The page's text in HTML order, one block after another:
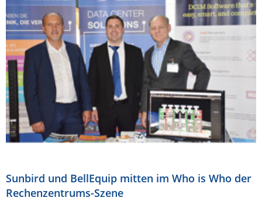
Energiemessung
Energieverteilung
IP, WLAN & GSM Sensorik
Datenlogger
IoT - Internet of Things
Remote I/O
IPC, Industrielle Netzwerktechnik & WLAN
Industrielle Netzwerktechnik / Kommunikation
Industrielle Computer
Wi-Fi - WLAN - Wireless
IT Netzwerktechnik / Kommunikation
Sonstige
Serverräume
RMA / Rücksendung / Support
Comet System
CompleTech
Contemporary Controls
Digi
Eaton
Elsys
Enginko - mcf88
Fokus Technologies
Gude
Guntermann & Drunck
Sunbird und BellEquip mitten im Who is Who der
Rechenzentrums-Szene